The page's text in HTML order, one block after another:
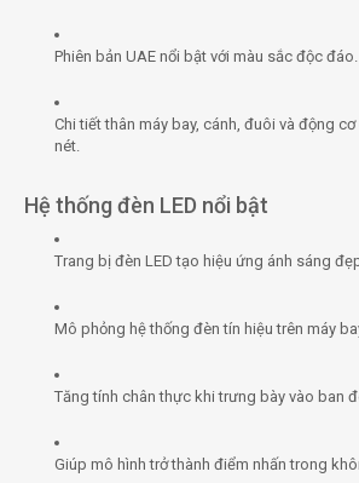
Phiên bản UAE nổi bật với màu sắc độc đáo.
Chi tiết thân máy bay, cánh, đuôi và động
nét.
Hệ thống đèn LED nổi bật
Trang bị đèn LED tạo hiệu ứng ánh sáng
Mô phỏng hệ thống đèn tín hiệu trên máy
Tăng tính chân thực khi trưng bày vào ban
Giúp mô hình trở thành điểm nhấn trong